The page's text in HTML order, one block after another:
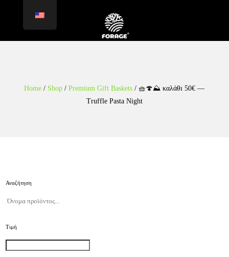
Home / Shop /Premium Gift Baskets / 🧺🍄⛰️ καλάθι 50€ —
Truffle Pasta Night
Αναζήτηση
Τιμή